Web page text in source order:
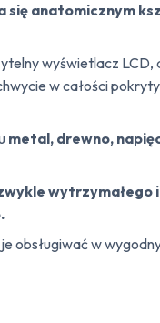
anatomicznym
wyświetlacz LCD,
w całości
metal, drewno,
wytrzymałego
obsługiwać w